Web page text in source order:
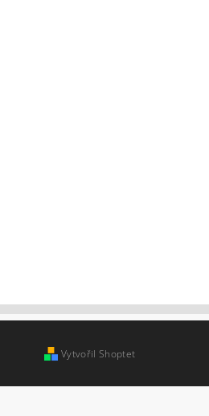
Vytvořil Shoptet